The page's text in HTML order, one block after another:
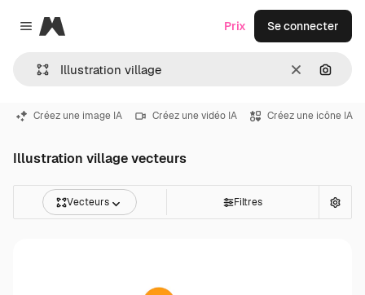
Close menu
Magnific
Effacer
Prix Se connecter
Créez une image IA Créez une vidéo IA Créez une icône IA
Illustration village vecteurs
Vecteurs Filtres